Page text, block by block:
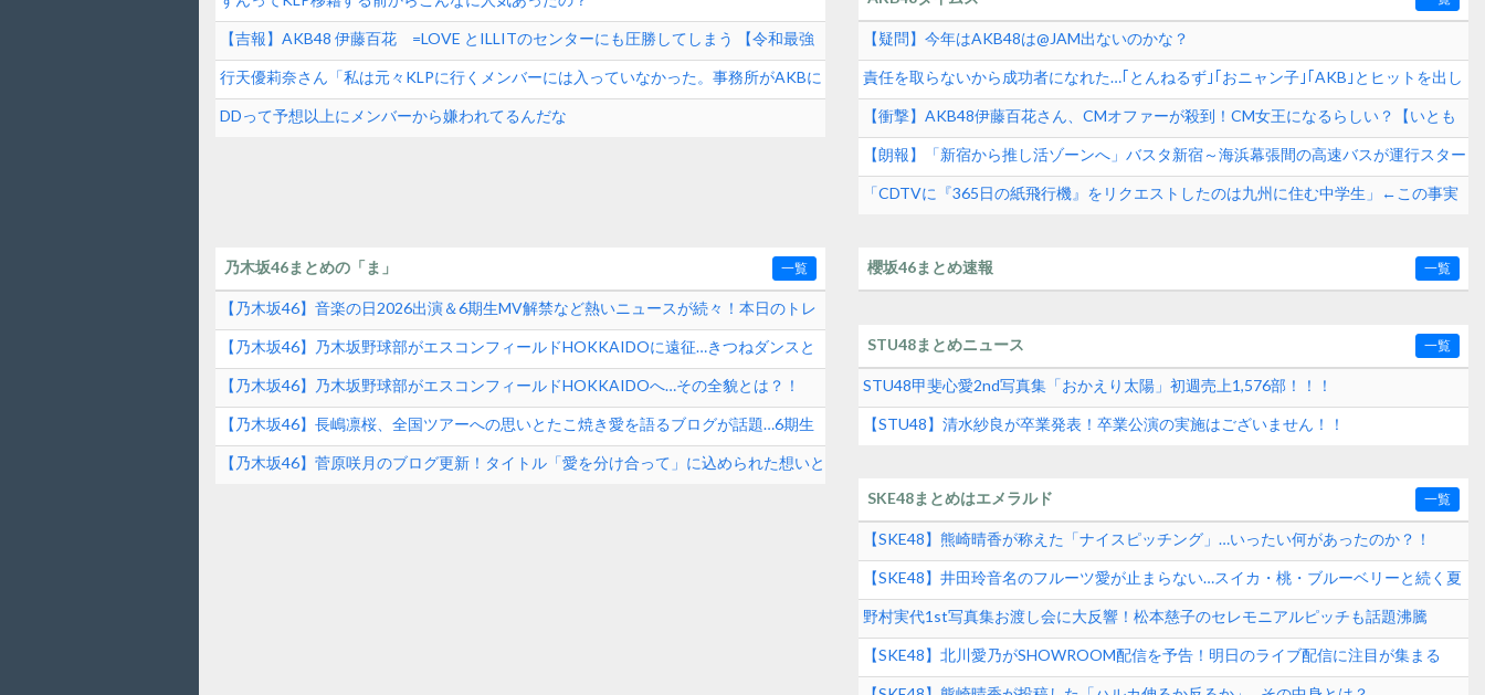
【吉報】AKB48 伊藤百花 =LOVE とILLITのセンターにも圧勝してしまう 【令和最強
女性アイドル】
行天優莉奈さん「私は元々KLPに行くメンバーには入っていなかった。事務所がAKBに
掛け合ってくれて追加してもらった」
DDって予想以上にメンバーから嫌われてるんだな
【疑問】今年はAKB48は@JAM出ないのかな？
責任を取らないから成功者になれた…｢とんねるず｣｢おニャン子｣｢AKB｣とヒットを出し
続けた秋元康の哲学！！！
【衝撃】AKB48伊藤百花さん、CMオファーが殺到！CM女王になるらしい？【いとも
も】
【朗報】「新宿から推し活ゾーンへ」バスタ新宿～海浜幕張間の高速バスが運行スター
ト！！！！！
「CDTVに『365日の紙飛行機』をリクエストしたのは九州に住む中学生」←この事実
乃木坂46まとめの「ま」 一覧
【乃木坂46】音楽の日2026出演＆6期生MV解禁など熱いニュースが続々！本日のトレ
ンド速報
【乃木坂46】乃木坂野球部がエスコンフィールドHOKKAIDOに遠征…きつねダンスと
ファーストピッチの裏側とは？！
【乃木坂46】乃木坂野球部がエスコンフィールドHOKKAIDOへ…その全貌とは？！
【乃木坂46】長嶋凛桜、全国ツアーへの思いとたこ焼き愛を語るブログが話題…6期生
の素顔に迫る！
【乃木坂46】菅原咲月のブログ更新！タイトル「愛を分け合って」に込められた想いと
櫻坂46まとめ速報 一覧
STU48まとめニュース 一覧
STU48甲斐心愛2nd写真集「おかえり太陽」初週売上1,576部！！！
【STU48】清水紗良が卒業発表！卒業公演の実施はございません！！
SKE48まとめはエメラルド 一覧
【SKE48】熊崎晴香が称えた「ナイスピッチング」…いったい何があったのか？！
【SKE48】井田玲音名のフルーツ愛が止まらない…スイカ・桃・ブルーベリーと続く夏
グルメの実態とは？
野村実代1st写真集お渡し会に大反響！松本慈子のセレモニアルピッチも話題沸騰
SKE48界隈トレンド速報
【SKE48】北川愛乃がSHOWROOM配信を予告！明日のライブ配信に注目が集まる